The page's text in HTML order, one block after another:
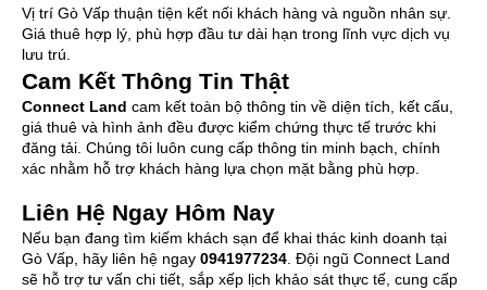
Vị trí Gò Vấp thuận tiện kết nối khách hàng và nguồn nhân sự.
Giá thuê hợp lý, phù hợp đầu tư dài hạn trong lĩnh vực dịch vụ
lưu trú.
Cam Kết Thông Tin Thật
Connect Land cam kết toàn bộ thông tin về diện tích, kết cấu,
giá thuê và hình ảnh đều được kiểm chứng thực tế trước khi
đăng tải. Chúng tôi luôn cung cấp thông tin minh bạch, chính
xác nhằm hỗ trợ khách hàng lựa chọn mặt bằng phù hợp.
Liên Hệ Ngay Hôm Nay
Nếu bạn đang tìm kiếm khách sạn để khai thác kinh doanh tại
Gò Vấp, hãy liên hệ ngay 0941977234. Đội ngũ Connect Land
sẽ hỗ trợ tư vấn chi tiết, sắp xếp lịch khảo sát thực tế, cung cấp